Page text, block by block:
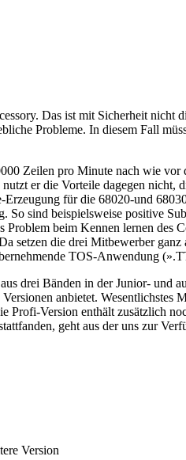
Das ist mit Sicherheit
Probleme. In diesem Fall
Zeilen pro Minute nach wie
er die Vorteile dagegen
Erzeugung für die 68020-und
sind beispielsweise positive
Problem beim Kennen lernen
setzen die drei Mitbewerber
TOS-Anwendung
drei Bänden in der Junior- und
anbietet.
Profi-Version enthält zusätzlich
geht aus der uns zur
Version